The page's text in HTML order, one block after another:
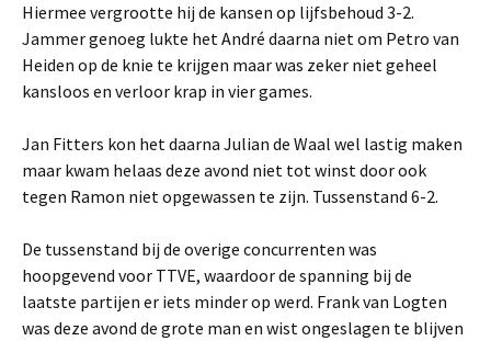
Hiermee vergrootte hij de kansen op lijfsbehoud 3-2.
Jammer genoeg lukte het André daarna niet om Petro van
Heiden op de knie te krijgen maar was zeker niet geheel
kansloos en verloor krap in vier games.
Jan Fitters kon het daarna Julian de Waal wel lastig maken
maar kwam helaas deze avond niet tot winst door ook
tegen Ramon niet opgewassen te zijn. Tussenstand 6-2.
De tussenstand bij de overige concurrenten was
hoopgevend voor TTVE, waardoor de spanning bij de
laatste partijen er iets minder op werd. Frank van Logten
was deze avond de grote man en wist ongeslagen te blijven